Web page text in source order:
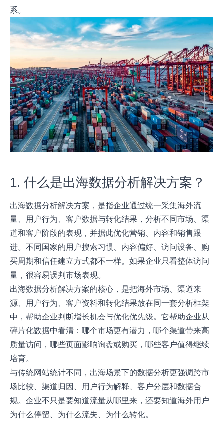
系。
1. 什么是出海数据分析解决方案？
出海数据分析解决方案，是指企业通过统一采集海外流
量、用户行为、客户数据与转化结果，分析不同市场、渠
道和客户阶段的表现，并据此优化营销、内容和销售跟
进。不同国家的用户搜索习惯、内容偏好、访问设备、购
买周期和信任建立方式都不一样。如果企业只看整体访问
量，很容易误判市场表现。
出海数据分析解决方案的核心，是把海外市场、渠道来
源、用户行为、客户资料和转化结果放在同一套分析框架
中，帮助企业判断增长机会与优化优先级。它帮助企业从
碎片化数据中看清：哪个市场更有潜力，哪个渠道带来高
质量访问，哪些页面影响询盘或购买，哪些客户值得继续
培育。
与传统网站统计不同，出海场景下的数据分析更强调跨市
场比较、渠道归因、用户行为解释、客户分层和数据合
规。企业不只是要知道流量从哪里来，还要知道海外用户
为什么停留、为什么流失、为什么转化。